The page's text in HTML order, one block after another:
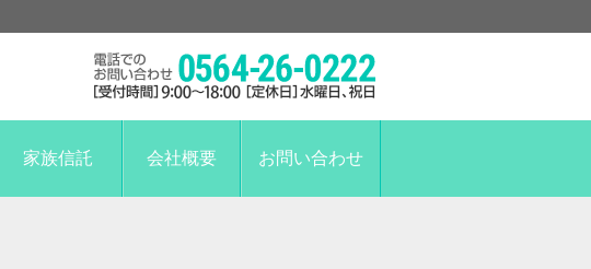
家族信託 会社概要 お問い合わせ